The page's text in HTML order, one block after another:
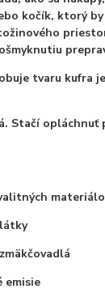
kočík, ktorý
tvaru kufra
Stačí opláchnuť
emisie